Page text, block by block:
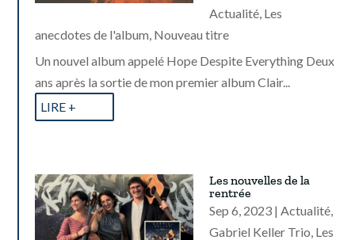
Actualité, Les
anecdotes de l'album, Nouveau titre
Un nouvel album appelé Hope Despite Everything Deux
ans après la sortie de mon premier album Clair...
LIRE +
Les nouvelles de la
rentrée
Sep 6, 2023 |Actualité,
Gabriel Keller Trio, Les